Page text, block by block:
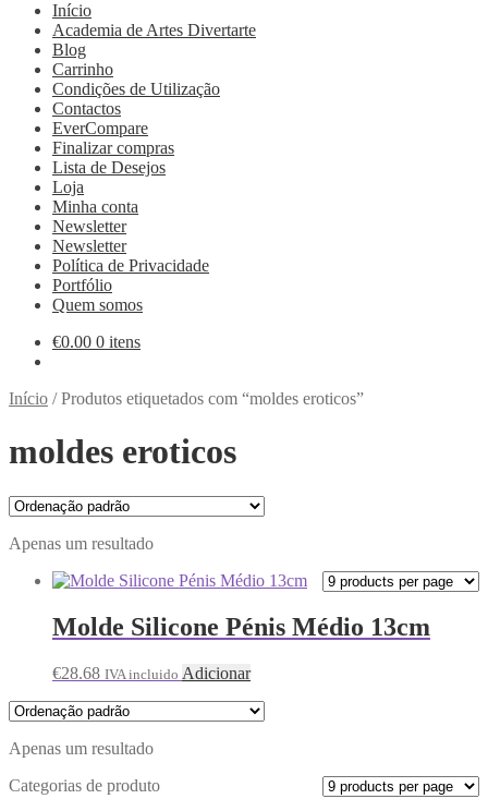
Início
Academia de Artes Divertarte
Blog
Carrinho
Condições de Utilização
Contactos
EverCompare
Finalizar compras
Lista de Desejos
Loja
Minha conta
Newsletter
Newsletter
Política de Privacidade
Portfólio
Quem somos
€0.00 0 itens
Início /Produtos etiquetados com “moldes eroticos”
moldes eroticos
Apenas um resultado
Molde Silicone Pénis Médio 13cm
€28.68 IVA incluido Adicionar
Apenas um resultado
Categorias de produto